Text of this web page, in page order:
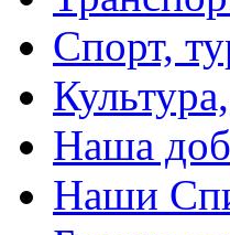
Спорт,
Наша
Наши